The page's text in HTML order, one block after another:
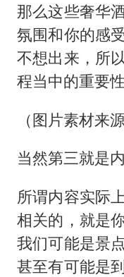
那么这些奢华
氛围和你的感
不想出来，所
程当中的重要性
（图片素材来
当然第三就是内
所谓内容实际
相关的，就是
我们可能是景
甚至有可能是